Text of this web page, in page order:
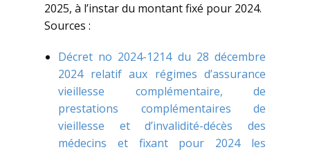
2025, à l’instar du montant fixé pour 2024.
Sources :
Décret no 2024-1214 du 28 décembre
2024 relatif aux régimes d’assurance
vieillesse complémentaire, de
prestations complémentaires de
vieillesse et d’invalidité-décès des
médecins et fixant pour 2024 les